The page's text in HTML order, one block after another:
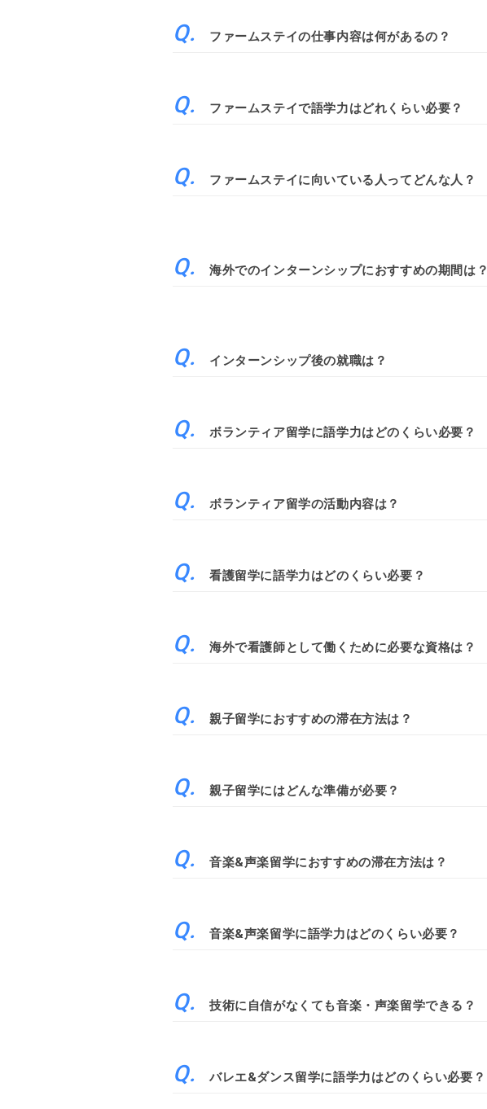
ファームステイの仕事内容は何があるの？
ファームステイで語学力はどれくらい必要？
ファームステイに向いている人ってどんな人？
海外でのインターンシップにおすすめの期間は？
インターンシップ後の就職は？
ボランティア留学に語学力はどのくらい必要？
ボランティア留学の活動内容は？
看護留学に語学力はどのくらい必要？
海外で看護師として働くために必要な資格は？
親子留学におすすめの滞在方法は？
親子留学にはどんな準備が必要？
音楽&声楽留学におすすめの滞在方法は？
音楽&声楽留学に語学力はどのくらい必要？
技術に自信がなくても音楽・声楽留学できる？
バレエ&ダンス留学に語学力はどのくらい必要？